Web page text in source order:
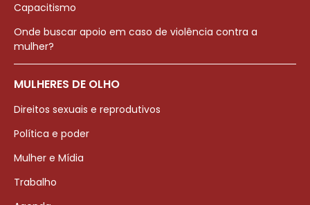
Capacitismo
Onde buscar apoio em caso de violência contra a
mulher?
MULHERES DE OLHO
Direitos sexuais e reprodutivos
Política e poder
Mulher e Mídia
Trabalho